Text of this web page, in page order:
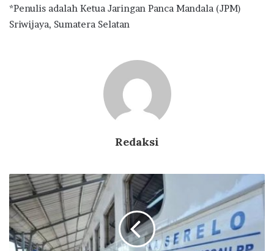
*Penulis adalah Ketua Jaringan Panca Mandala (JPM)
Sriwijaya, Sumatera Selatan
Redaksi